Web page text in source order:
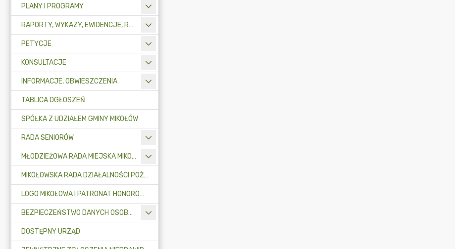
PLANY I PROGRAMY
RAPORTY, WYKAZY, EWIDENCJE, REJESTRY
PETYCJE
KONSULTACJE
INFORMACJE, OBWIESZCZENIA
TABLICA OGŁOSZEŃ
SPÓŁKA Z UDZIAŁEM GMINY MIKOŁÓW
RADA SENIORÓW
MŁODZIEŻOWA RADA MIEJSKA MIKOŁOWA
MIKOŁOWSKA RADA DZIAŁALNOŚCI POŻYTKU PUBLICZNEGO
LOGO MIKOŁOWA I PATRONAT HONOROWY BURMISTRZA MIKOŁOWA
BEZPIECZEŃSTWO DANYCH OSOBOWYCH
DOSTĘPNY URZĄD